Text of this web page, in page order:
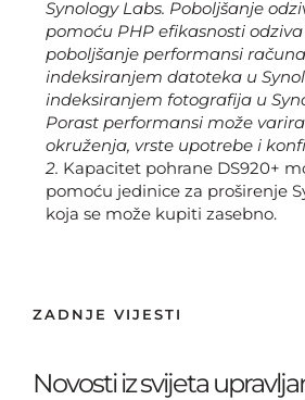
Synology Labs. Poboljšanje
pomoću PHP efikasnosti
poboljšanje performansi
indeksiranjem datoteka u
indeksiranjem fotografija u
Porast performansi može
okruženja, vrste upotrebe i
2. Kapacitet pohrane DS920+
pomoću jedinice za proširenje
koja se može kupiti zasebno.
ZADNJE VIJESTI
Novosti iz svijeta